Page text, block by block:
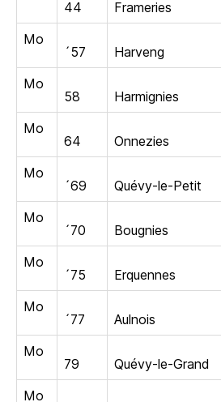
44
Frameries
Mo
´57
Harveng
Mo
58
Harmignies
Mo
64
Onnezies
Mo
´69
Quévy-le-Petit
Mo
´70
Bougnies
Mo
´75
Erquennes
Mo
´77
Aulnois
Mo
79
Quévy-le-Grand
Mo